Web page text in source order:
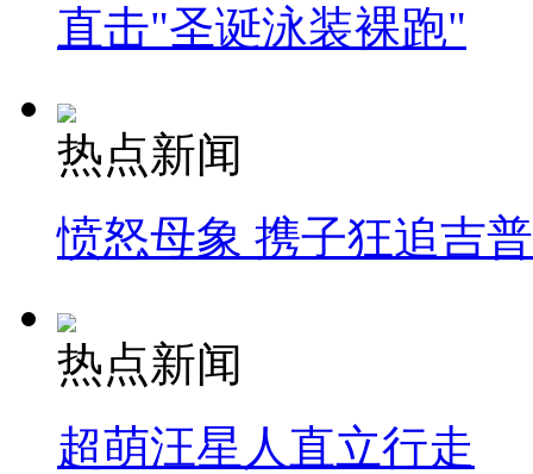
直击"圣诞泳装裸跑"
热点新闻
愤怒母象 携子狂追吉
热点新闻
超萌汪星人直立行走